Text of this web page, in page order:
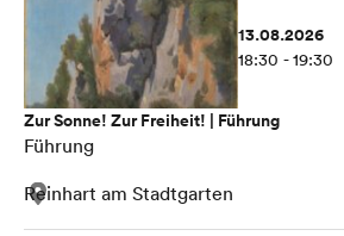
13.08.2026
18:30 - 19:30
Zur Sonne! Zur Freiheit! | Führung
Führung
Reinhart am Stadtgarten